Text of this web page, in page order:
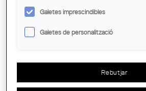
XERRADES A LES JORNADES
ARQUITECTURA COOPERATIVA
Galetes imprescindibles
Galetes de personalització
Rebutjar